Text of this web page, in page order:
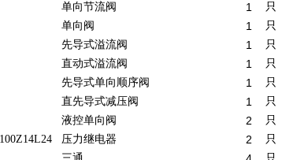
单向节流阀 1
只
单向阀 1
只
先导式溢流阀 1
只
直动式溢流阀 1
只
先导式单向顺序阀 1
只
直先导式减压阀 1
只
液控单向阀 2
只
压力继电器 2
只